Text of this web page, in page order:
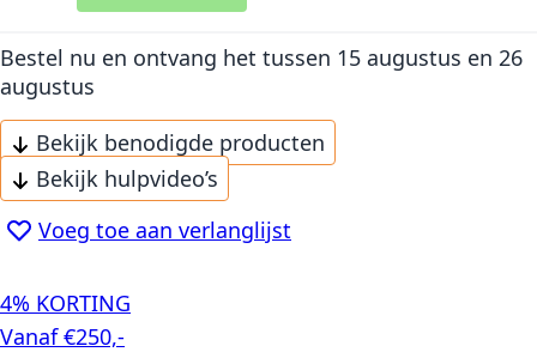
Bestel nu en ontvang het tussen 15 augustus en 26
augustus
Bekijk benodigde producten
Bekijk hulpvideo’s
Voeg toe aan verlanglijst
4% KORTING
Vanaf €250,-